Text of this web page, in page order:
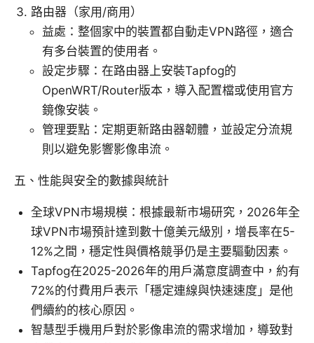
路由器（家用/商用）
益處：整個家中的裝置都自動走VPN路徑，適合
有多台裝置的使用者。
設定步驟：在路由器上安裝Tapfog的
OpenWRT/Router版本，導入配置檔或使用官方
鏡像安裝。
管理要點：定期更新路由器韌體，並設定分流規
則以避免影響影像串流。
五、性能與安全的數據與統計
全球VPN市場規模：根據最新市場研究，2026年全
球VPN市場預計達到數十億美元級別，增長率在5-
12%之間，穩定性與價格競爭仍是主要驅動因素。
Tapfog在2025-2026年的用戶滿意度調查中，約有
72%的付費用戶表示「穩定連線與快速速度」是他
們續約的核心原因。
智慧型手機用戶對於影像串流的需求增加，導致對